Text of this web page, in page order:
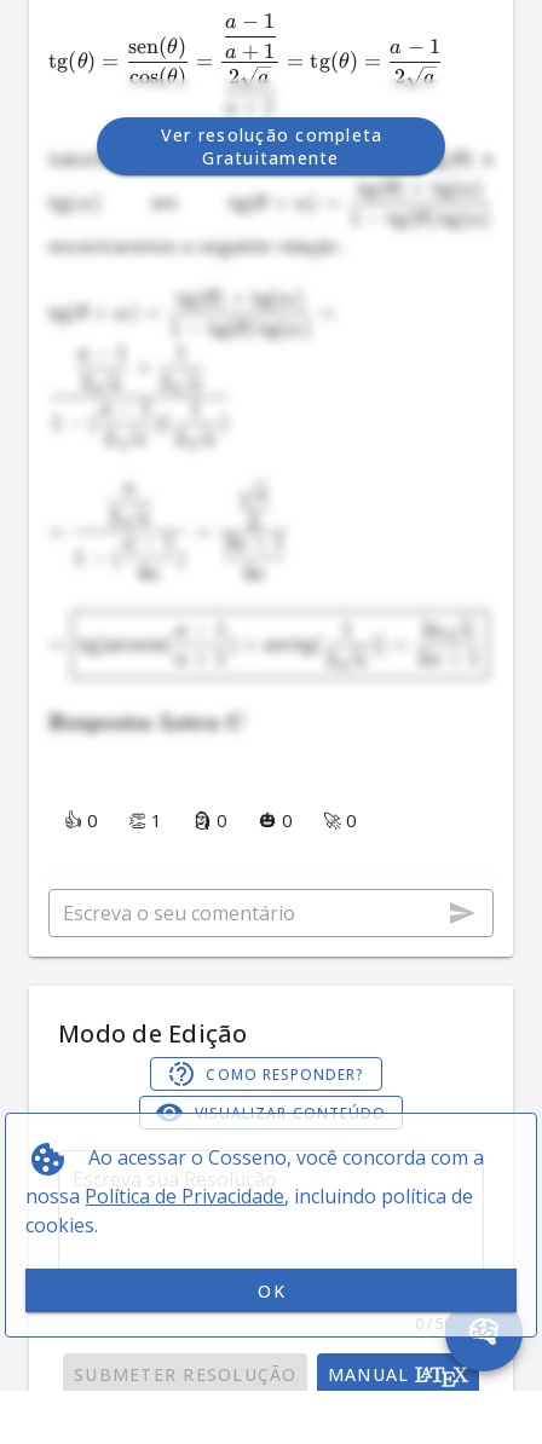
Ao acessar o Cosseno, você concorda com a
nossa Política de Privacidade, incluindo política de
cookies.
OK
tg(θ) =
cos(θ)
sen(θ)
=
2 a
a + 1
a − 1
= tg(θ) =
2 a
a − 1
Substituindo os valores encontrados para tg( ) e
tg( α ) em tg( α
tg tg(
tg( tg( α
encontraremos a seguinte relação :
tg( α
tg( tg(
tg( tg( α
a
4
a
4
tg[arcsen(
a
arctg(
2a
Resposta: Letra C
Ver resolução completa
Gratuitamente
👍 0 👏 1 🗿 0 🎃 0 🚀 0
Modo de Edição
COMO RESPONDER?
VISUALIZAR CONTEÚDO
0 / 5000
SUBMETER RESOLUÇÃO MANUAL